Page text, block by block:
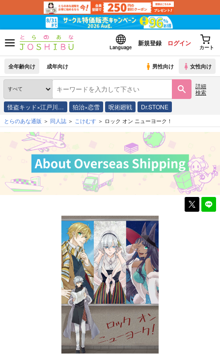
Language
新規登録 ログイン
カート
全年齢向け 成年向け 男性向け 女性向け
詳細
検索
怪盗キッド×江戸川… 狛治×恋雪 呪術廻戦 Dr.STONE
とらのあな通販 同人誌 こけむす ロック オン ニューヨーク！